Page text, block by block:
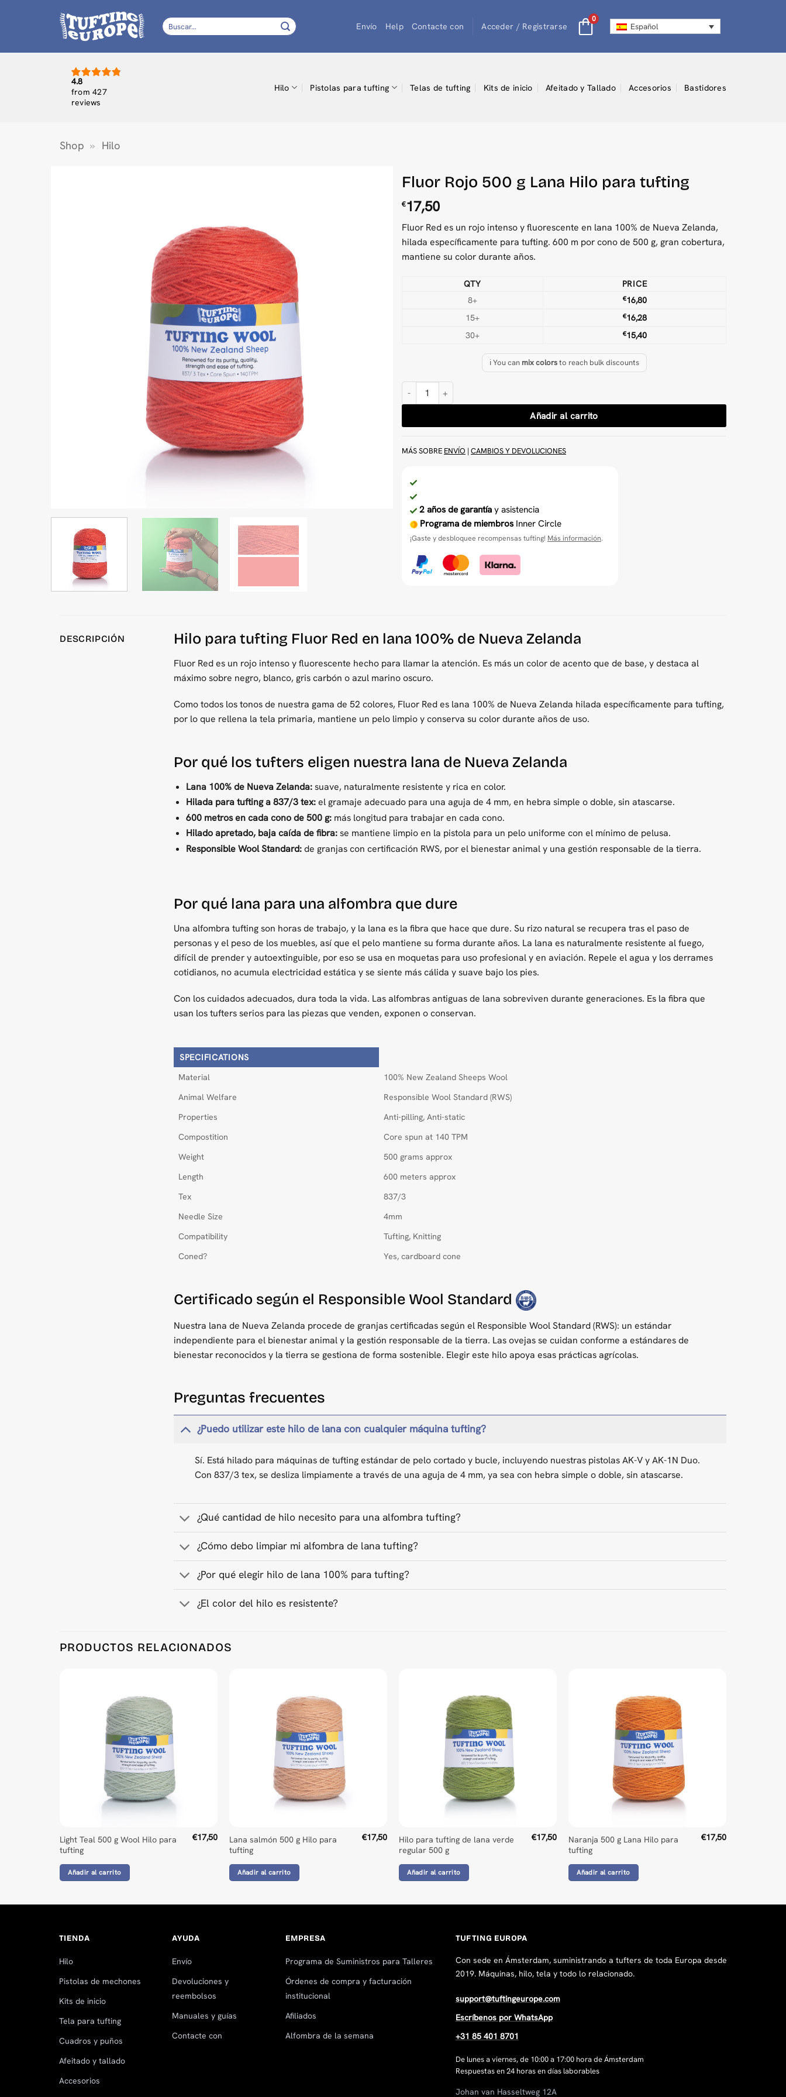
Buscar
por:
Envío Help Contacte con Acceder / Registrarse
0
Español
4.8
from 427
reviews
Hilo Pistolas para tufting Telas de tufting Kits de inicio Afeitado y Tallado Accesorios Bastidores
Shop » Hilo
Fluor Rojo 500 g Lana Hilo para tufting
€17,50
Fluor Red es un rojo intenso y fluorescente en lana 100% de Nueva Zelanda,
hilada específicamente para tufting. 600 m por cono de 500 g, gran cobertura,
mantiene su color durante años.
QTY
PRICE
8+
€16,80
15+
€16,28
30+
€15,40
ℹ️ You can mix colorsto reach bulk discounts
Fluor Rojo 500 g Lana Hilo para tufting cantidad
Añadir al carrito
MÁS SOBRE ENVÍO | CAMBIOS Y DEVOLUCIONES
2 años de garantía y asistencia
Programa de miembros Inner Circle
¡Gaste y desbloquee recompensas tufting! Más información.
DESCRIPCIÓN Hilo para tufting Fluor Red en lana 100% de Nueva Zelanda
Fluor Red es un rojo intenso y fluorescente hecho para llamar la atención. Es más un color de acento que de base, y destaca al
máximo sobre negro, blanco, gris carbón o azul marino oscuro.
Como todos los tonos de nuestra gama de 52 colores, Fluor Red es lana 100% de Nueva Zelanda hilada específicamente para tufting,
por lo que rellena la tela primaria, mantiene un pelo limpio y conserva su color durante años de uso.
Por qué los tufters eligen nuestra lana de Nueva Zelanda
Lana 100% de Nueva Zelanda:suave, naturalmente resistente y rica en color.
Hilada para tufting a 837/3 tex:el gramaje adecuado para una aguja de 4 mm, en hebra simple o doble, sin atascarse.
600 metros en cada cono de 500 g:más longitud para trabajar en cada cono.
Hilado apretado, baja caída de fibra:se mantiene limpio en la pistola para un pelo uniforme con el mínimo de pelusa.
Responsible Wool Standard:de granjas con certificación RWS, por el bienestar animal y una gestión responsable de la tierra.
Por qué lana para una alfombra que dure
Una alfombra tufting son horas de trabajo, y la lana es la fibra que hace que dure. Su rizo natural se recupera tras el paso de
personas y el peso de los muebles, así que el pelo mantiene su forma durante años. La lana es naturalmente resistente al fuego,
difícil de prender y autoextinguible, por eso se usa en moquetas para uso profesional y en aviación. Repele el agua y los derrames
cotidianos, no acumula electricidad estática y se siente más cálida y suave bajo los pies.
Con los cuidados adecuados, dura toda la vida. Las alfombras antiguas de lana sobreviven durante generaciones. Es la fibra que
usan los tufters serios para las piezas que venden, exponen o conservan.
SPECIFICATIONS
Material
100% New Zealand Sheeps Wool
Animal Welfare
Responsible Wool Standard (RWS)
Properties
Anti-pilling, Anti-static
Compostition
Core spun at 140 TPM
Weight
500 grams approx
Length
600 meters approx
Tex
837/3
Needle Size
4mm
Compatibility
Tufting, Knitting
Coned?
Yes, cardboard cone
Certificado según el Responsible Wool Standard
Nuestra lana de Nueva Zelanda procede de granjas certificadas según el Responsible Wool Standard (RWS): un estándar
independiente para el bienestar animal y la gestión responsable de la tierra. Las ovejas se cuidan conforme a estándares de
bienestar reconocidos y la tierra se gestiona de forma sostenible. Elegir este hilo apoya esas prácticas agrícolas.
Preguntas frecuentes
¿Puedo utilizar este hilo de lana con cualquier máquina tufting?
Sí. Está hilado para máquinas de tufting estándar de pelo cortado y bucle, incluyendo nuestras pistolas AK-V y AK-1N Duo.
Con 837/3 tex, se desliza limpiamente a través de una aguja de 4 mm, ya sea con hebra simple o doble, sin atascarse.
¿Qué cantidad de hilo necesito para una alfombra tufting?
¿Cómo debo limpiar mi alfombra de lana tufting?
¿Por qué elegir hilo de lana 100% para tufting?
¿El color del hilo es resistente?
PRODUCTOS RELACIONADOS
Light Teal 500 g Wool Hilo para
tufting
€17,50
Añadir al carrito
Lana salmón 500 g Hilo para
tufting
€17,50
Añadir al carrito
Hilo para tufting de lana verde
regular 500 g
€17,50
Añadir al carrito
Naranja 500 g Lana Hilo para
tufting
€17,50
Añadir al carrito
TIENDA
Hilo
Pistolas de mechones
Kits de inicio
Tela para tufting
Cuadros y puños
Afeitado y tallado
Accesorios
AYUDA
Envío
Devoluciones y
reembolsos
Manuales y guías
Contacte con
EMPRESA
Programa de Suministros para Talleres
Órdenes de compra y facturación
institucional
Afiliados
Alfombra de la semana
TUFTING EUROPA
Con sede en Ámsterdam, suministrando a tufters de toda Europa desde
2019. Máquinas, hilo, tela y todo lo relacionado.
support@tuftingeurope.com
Escríbenos por WhatsApp
+31 85 401 8701
De lunes a viernes, de 10:00 a 17:00 hora de Ámsterdam
Respuestas en 24 horas en días laborables
Johan van Hasseltweg 12A